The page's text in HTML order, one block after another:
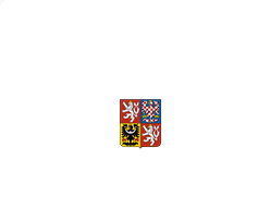
CHOOSE AN AREA: